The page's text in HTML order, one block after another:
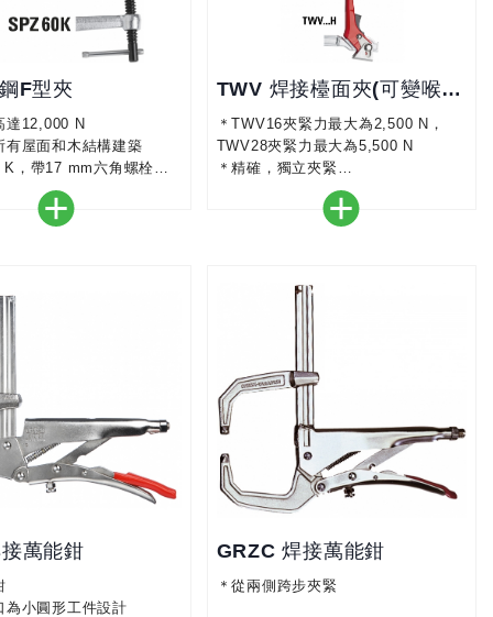
F型夾
達12,000 N
有屋面和木結構建築
，帶17 mm六角螺栓和
插入物的耐熱壓力板，
TWV 焊接檯面夾(可變喉深)
＊TWV16夾緊力最大為2,500 N，
TWV28夾緊力最大為5,500 N
＊精確，獨立夾緊
＊淬火型材和滑臂，用於彈力和彈性
萬能鉗
為小圓形工件設計
GRZC 焊接萬能鉗
＊從兩側跨步夾緊